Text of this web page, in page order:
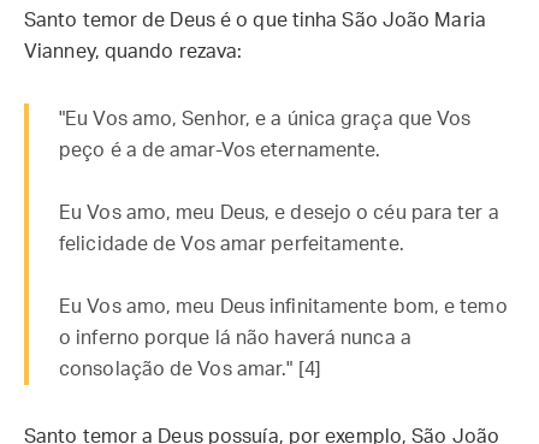
Santo temor de Deus é o que tinha São João Maria
Vianney, quando rezava:
"Eu Vos amo, Senhor, e a única graça que Vos
peço é a de amar-Vos eternamente.
Eu Vos amo, meu Deus, e desejo o céu para ter a
felicidade de Vos amar perfeitamente.
Eu Vos amo, meu Deus infinitamente bom, e temo
o inferno porque lá não haverá nunca a
consolação de Vos amar." [4]
Santo temor a Deus possuía, por exemplo, São João